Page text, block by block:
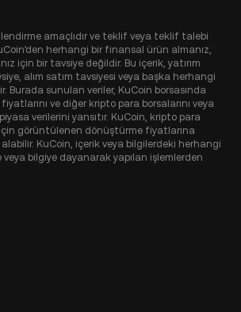
amaçlıdır ve teklif veya teklif talebi
herhangi bir finansal ürün almanız,
için bir tavsiye değildir. Bu içerik, yatırım
alım satım tavsiyesi veya başka herhangi
Burada sunulan veriler, KuCoin borsasında
ve diğer kripto para borsalarını veya
verilerini yansıtır. KuCoin, kripto para
görüntülenen dönüştürme fiyatlarına
KuCoin, içerik veya bilgilerdeki herhangi
bilgiye dayanarak yapılan işlemlerden